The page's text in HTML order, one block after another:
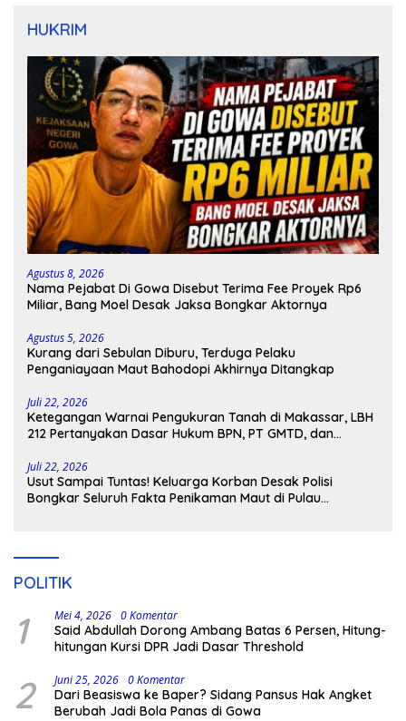
HUKRIM
Agustus 8, 2026
Nama Pejabat Di Gowa Disebut Terima Fee Proyek Rp6
Miliar, Bang Moel Desak Jaksa Bongkar Aktornya
Agustus 5, 2026
Kurang dari Sebulan Diburu, Terduga Pelaku
Penganiayaan Maut Bahodopi Akhirnya Ditangkap
Juli 22, 2026
Ketegangan Warnai Pengukuran Tanah di Makassar, LBH
212 Pertanyakan Dasar Hukum BPN, PT GMTD, dan
Juli 22, 2026
Usut Sampai Tuntas! Keluarga Korban Desak Polisi
Bongkar Seluruh Fakta Penikaman Maut di Pulau
POLITIK
1 Mei 4, 2026 0 Komentar
Said Abdullah Dorong Ambang Batas 6 Persen, Hitung-
hitungan Kursi DPR Jadi Dasar Threshold
2 Juni 25, 2026 0 Komentar
Dari Beasiswa ke Baper? Sidang Pansus Hak Angket
Berubah Jadi Bola Panas di Gowa